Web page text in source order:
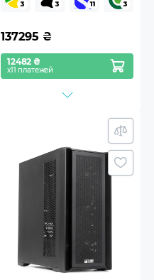
137295 ₴
12482 ₴
х11 платежей